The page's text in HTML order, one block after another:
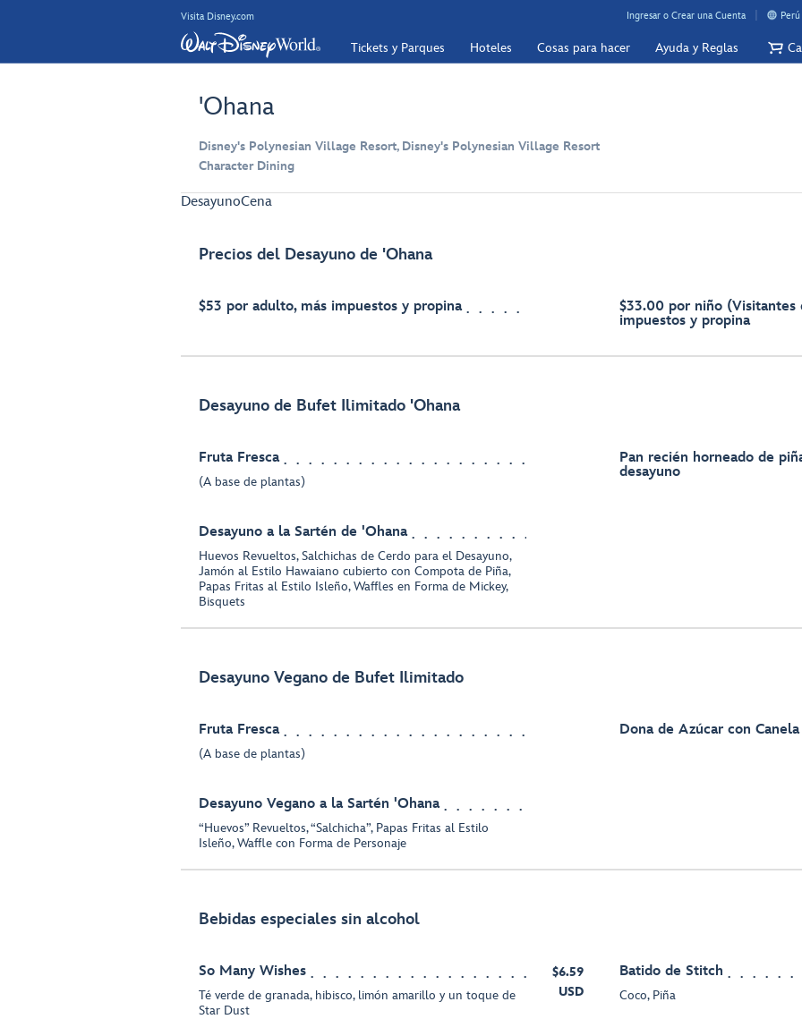
Visita Disney.com Ingresar o Crear una Cuenta
Tickets y Parques Hoteles Cosas para hacer Ayuda y Reglas
'Ohana
Disney's Polynesian Village Resort, Disney's Polynesian Village Resort
Character Dining
DesayunoCena
Precios del Desayuno de 'Ohana
$53 por adulto, más impuestos y propina
$33.00 por niño (Visitantes
impuestos y propina
Desayuno de Bufet Ilimitado 'Ohana
Fruta Fresca
(A base de plantas)
Pan recién horneado de
desayuno
Desayuno a la Sartén de 'Ohana
Huevos Revueltos, Salchichas de Cerdo para el Desayuno,
Jamón al Estilo Hawaiano cubierto con Compota de Piña,
Papas Fritas al Estilo Isleño, Waffles en Forma de Mickey,
Bisquets
Desayuno Vegano de Bufet Ilimitado
Fruta Fresca
(A base de plantas)
Dona de Azúcar con Canela
Desayuno Vegano a la Sartén 'Ohana
“Huevos” Revueltos, “Salchicha”, Papas Fritas al Estilo
Isleño, Waffle con Forma de Personaje
Bebidas especiales sin alcohol
So Many Wishes
Té verde de granada, hibisco, limón amarillo y un toque de
Star Dust
$6.59
USD
Batido de Stitch
Coco, Piña